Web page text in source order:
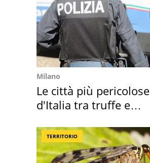
Milano
Le città più pericolose
d'Italia tra truffe e
TERRITORIO